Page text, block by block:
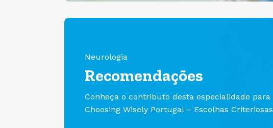
Neurologia
Recomendações
Conheça o contributo desta especialidade
Choosing Wisely Portugal – Escolhas